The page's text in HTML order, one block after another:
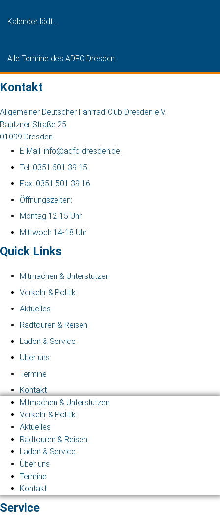
Kalender lädt ...
Alle Termine des ADFC Dresden
Kontakt
Allgemeiner Deutscher Fahrrad-Club Dresden e.V.
Bautzner Straße 25
01099 Dresden
E-Mail: info@adfc-dresden.de
Tel: 0351 501 39 15
Fax: 0351 501 39 16
Öffnungszeiten:
Montag 12-15 Uhr
Mittwoch 14-18 Uhr
Quick Links
Mitmachen & Unterstützen
Verkehr & Politik
Aktuelles
Radtouren & Reisen
Laden & Service
Über uns
Termine
Kontakt
Mitmachen & Unterstützen
Verkehr & Politik
Aktuelles
Radtouren & Reisen
Laden & Service
Über uns
Termine
Kontakt
Service